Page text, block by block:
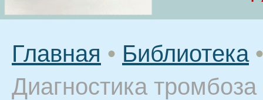
Главная • Библиотека •
Диагностика